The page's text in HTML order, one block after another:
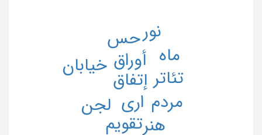
إتفاق
أوراق
اری
تئاتر
تقویم
حس
خیابان
لجن
ماه
مردم
نور
هنر